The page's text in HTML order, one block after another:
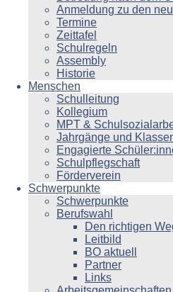
Anmeldung zu den
Termine
Zeittafel
Schulregeln
Assembly
Historie
Menschen
Schulleitung
Kollegium
MPT &
Jahrgänge und
Engagierte
Schulpflegschaft
Förderverein
Schwerpunkte
Schwerpunkte
Berufswahl
Den richtigen
Leitbild
BO aktuell
Partner
Links